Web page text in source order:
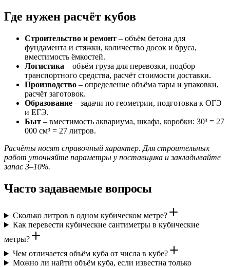
Где нужен расчёт кубов
Строительство и ремонт – объём бетона для
фундамента и стяжки, количество досок и бруса,
вместимость ёмкостей.
Логистика – объём груза для перевозки, подбор
транспортного средства, расчёт стоимости доставки.
Производство – определение объёма тары и упаковки,
расчёт заготовок.
Образование – задачи по геометрии, подготовка к ОГЭ
и ЕГЭ.
Быт – вместимость аквариума, шкафа, коробки: 30³ = 27
000 см³ = 27 литров.
Расчёты носят справочный характер. Для строительных
работ уточняйте параметры у поставщика и закладывайте
запас 3–10%.
Часто задаваемые вопросы
Сколько литров в одном кубическом метре?
Как перевести кубические сантиметры в кубические
метры?
Чем отличается объём куба от числа в кубе?
Можно ли найти объём куба, если известна только